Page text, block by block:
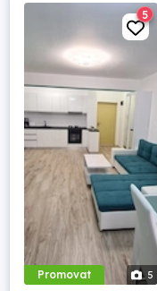
Promovat 5
5